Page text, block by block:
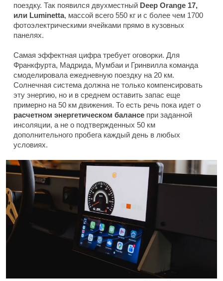
поездку. Так появился двухместный Deep Orange 17,
или Luminetta, массой всего 550 кг и с более чем 1700
фотоэлектрическими ячейками прямо в кузовных
панелях.
Самая эффектная цифра требует оговорки. Для
Франкфурта, Мадрида, Мумбаи и Гринвилла команда
смоделировала ежедневную поездку на 20 км.
Солнечная система должна не только компенсировать
эту энергию, но и в среднем оставить запас еще
примерно на 50 км движения. То есть речь пока идет о
расчетном энергетическом балансе при заданной
инсоляции, а не о подтвержденных 50 км
дополнительного пробега каждый день в любых
условиях.